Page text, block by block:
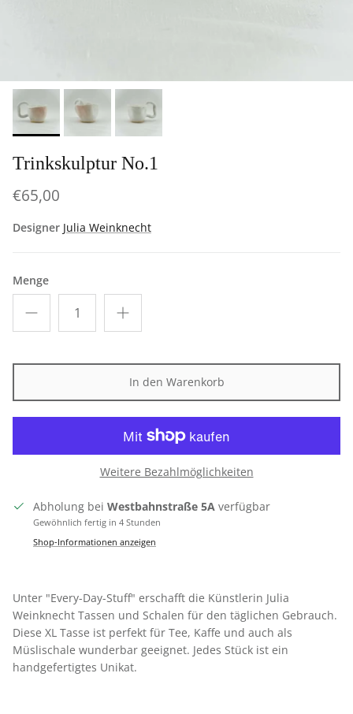
Trinkskulptur No.1
€65,00
Designer Julia Weinknecht
Menge
In den Warenkorb
Weitere Bezahlmöglichkeiten
Abholung bei Westbahnstraße 5A verfügbar
Gewöhnlich fertig in 4 Stunden
Shop-Informationen anzeigen
Unter "Every-Day-Stuff" erschafft die Künstlerin Julia
Weinknecht Tassen und Schalen für den täglichen Gebrauch.
Diese XL Tasse ist perfekt für Tee, Kaffe und auch als
Müslischale wunderbar geeignet. Jedes Stück ist ein
handgefertigtes Unikat.